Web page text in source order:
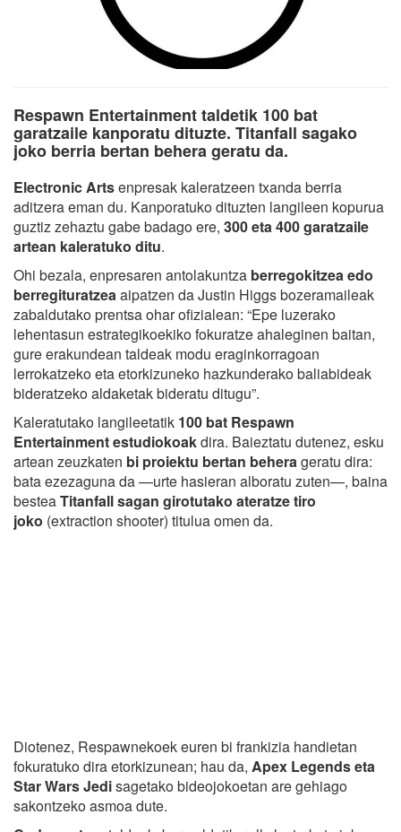
Respawn Entertainment taldetik 100 bat
garatzaile kanporatu dituzte. Titanfall sagako
joko berria bertan behera geratu da.
Electronic Artsenpresak kaleratzeen txanda berria
aditzera eman du. Kanporatuko dituzten langileen kopurua
guztiz zehaztu gabe badago ere, 300 eta 400 garatzaile
artean kaleratuko ditu.
Ohi bezala, enpresaren antolakuntza berregokitzea edo
berregituratzeaaipatzen da Justin Higgs bozeramaileak
zabaldutako prentsa ohar ofizialean: “Epe luzerako
lehentasun estrategikoekiko fokuratze ahaleginen baitan,
gure erakundean taldeak modu eraginkorragoan
lerrokatzeko eta etorkizuneko hazkunderako baliabideak
bideratzeko aldaketak bideratu ditugu”.
Kaleratutako langileetatik 100 bat Respawn
Entertainment estudiokoakdira. Baieztatu dutenez, esku
artean zeuzkaten bi proiektu bertan beherageratu dira:
bata ezezaguna da —urte hasieran alboratu zuten—, baina
besteaTitanfall sagan girotutako ateratze tiro
joko (extraction shooter) titulua omen da.
Diotenez, Respawnekoek euren bi frankizia handietan
fokuratuko dira etorkizunean; hau da, Apex Legends eta
Star Wars Jedisagetako bideojokoetan are gehiago
sakontzeko asmoa dute.